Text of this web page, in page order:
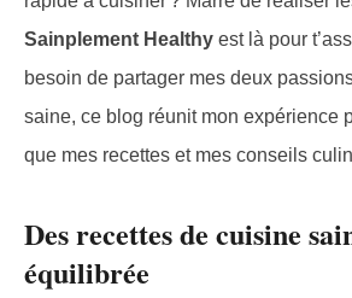
Sainplement Healthy est là pour
besoin de partager mes deux
saine, ce blog réunit mon expérience
que mes recettes et mes conseils
Des recettes de cuisine
équilibrée